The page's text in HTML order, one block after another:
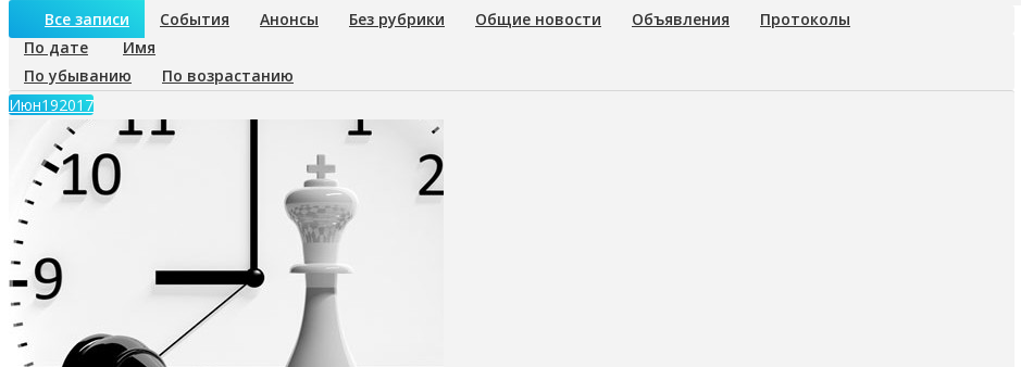
Все записи События Анонсы Без рубрики Общие новости Объявления
Протоколы
По дате
Имя
По убыванию
По возрастанию
Июн192017